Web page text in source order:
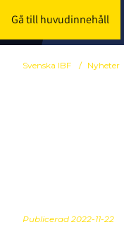
Gå till huvudinnehåll
Svenska IBF / Nyheter
Publicerad 2022-11-22